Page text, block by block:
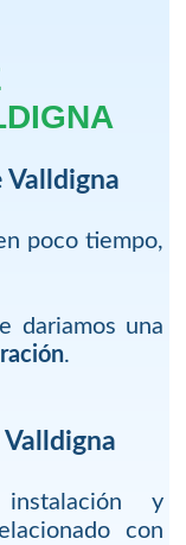
Valldigna
poco tiempo,
dariamos una
.
Valldigna
y
con